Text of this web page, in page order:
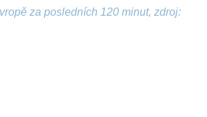
za posledních 120 minut, zdroj: